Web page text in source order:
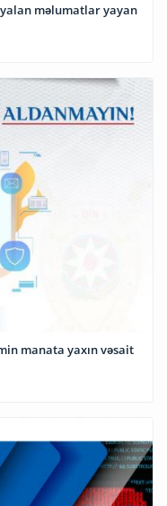
yalan məlumatlar yayan
manata yaxın vəsait